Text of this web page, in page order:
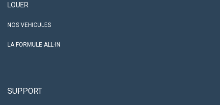
LOUER
NOS VEHICULES
LA FORMULE ALL-IN
SUPPORT